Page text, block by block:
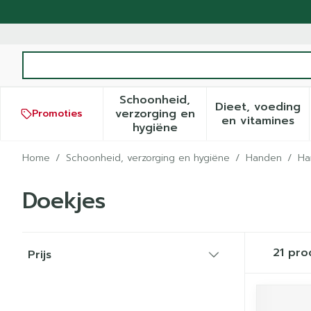
Promoties
Schoonheid,
verzorging en
hygiëneToon submenu voor
Dieet, voeding
en vitamines
Toon
Home / Schoonheid, verzorging en hygiëne / Handen /
Doekjes
Prijs
21